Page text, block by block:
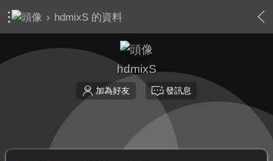
› hdmixS 的資料
hdmixS
加為好友 發訊息